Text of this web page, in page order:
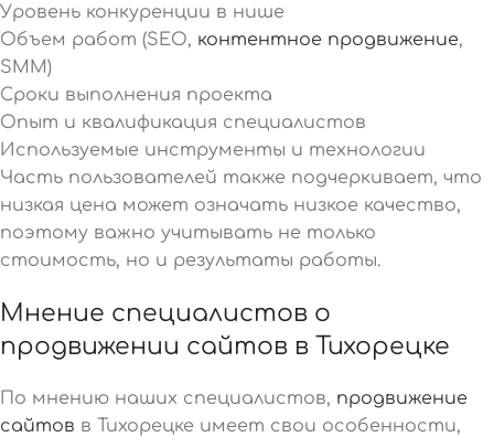
Уровень конкуренции в нише
Объем работ (SEO, контентное продвижение,
SMM)
Сроки выполнения проекта
Опыт и квалификация специалистов
Используемые инструменты и технологии
Часть пользователей также подчеркивает, что
низкая цена может означать низкое качество,
поэтому важно учитывать не только
стоимость, но и результаты работы.
Мнение специалистов о
продвижении сайтов в Тихорецке
По мнению наших специалистов, продвижение
сайтов в Тихорецке имеет свои особенности,